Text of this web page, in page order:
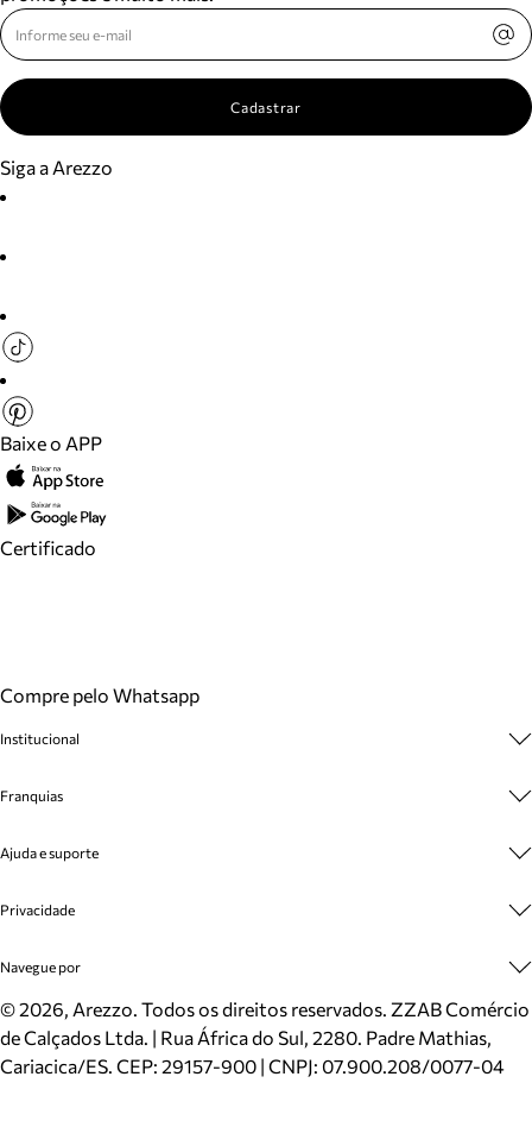
Cadastrar
Siga a Arezzo
Baixe o APP
Certificado
Compre pelo Whatsapp
Institucional
Cashback
Venda Corporativa
Mapa do Site
Inverno
Mundo Arezzo
Franquias
Plano de Negócio
Ajuda e suporte
Cadastro
Meus Pedidos
Trocas e Devoluções
Cartão Presente
Localizador de lojas
Privacidade
Politica e Privacidade
Navegue por
Sapatos
Bolsas
Scarpins
©2026, Arezzo. Todos os direitos reservados. ZZAB Comércio
de Calçados Ltda. | Rua África do Sul, 2280. Padre Mathias,
Cariacica/ES. CEP: 29157-900 | CNPJ: 07.900.208/0077-04